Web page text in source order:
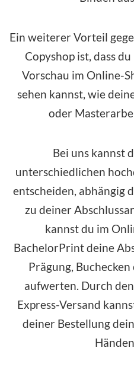
Ein weiterer Vorteil
Copyshop ist, dass
Vorschau im Online-
sehen kannst, wie
oder
Bei uns kannst
unterschiedlichen
entscheiden, abhängig
zu deiner
kannst du im
BachelorPrint deine
Prägung,
aufwerten. Durch
Express-Versand
deiner Bestellung